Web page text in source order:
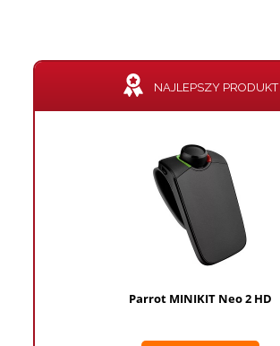
NAJLEPSZY PRODUKT
Parrot MINIKIT Neo 2 HD